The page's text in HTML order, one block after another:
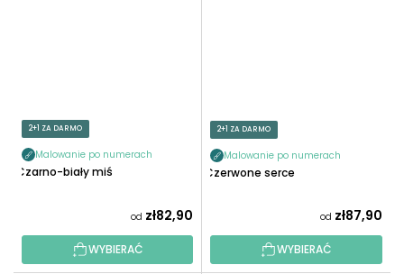
2+1 ZA DARMO
Malowanie po numerach
Czarno-biały miś
od zł82,90
WYBIERAĆ
2+1 ZA DARMO
Malowanie po numerach
Czerwone serce
od zł87,90
WYBIERAĆ